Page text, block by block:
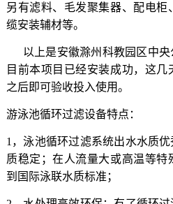
另有滤料、毛发聚集器、配电
缆安装辅材等。
以上是安徽滁州科教园区中央
目前本项目已经安装成功，这
之后即可验收投入使用。
游泳池循环过滤设备特点：
1 ，泳池循环过滤系统出水水质
质稳定；在人流量大或高温等特
到国际泳联水质标准；